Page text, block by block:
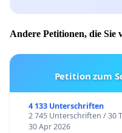
Andere Petitionen, die Sie
Petition zum
4 133 Unterschriften
2 745 Unterschriften / 30
30 Apr 2026